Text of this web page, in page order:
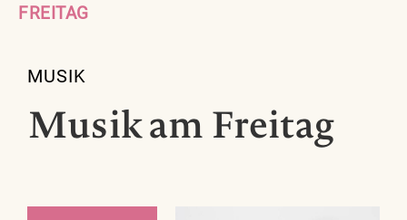
FREITAG
MUSIK
Musik am Freitag